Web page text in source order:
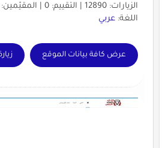
الزيارات: 12890 | التقييم: 0 | المقيّمين: 0 | الدولة:
اللغة: عربي
عرض كافة بيانات الموقع